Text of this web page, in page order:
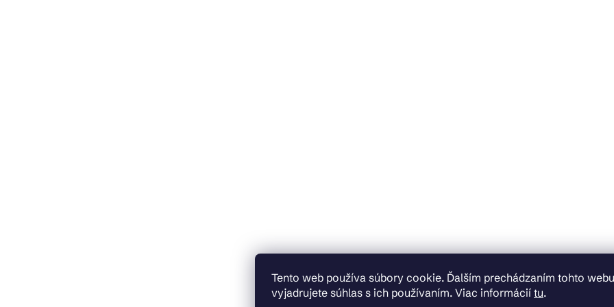
Tento web používa súbory cookie. Ďalším prechádzaním tohto webu
vyjadrujete súhlas s ich používaním. Viac informácií tu.